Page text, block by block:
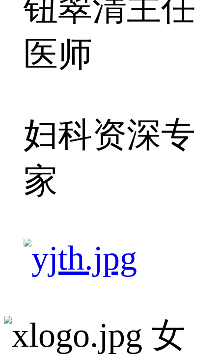
钮翠清主任
医师
妇科资深专
家
女